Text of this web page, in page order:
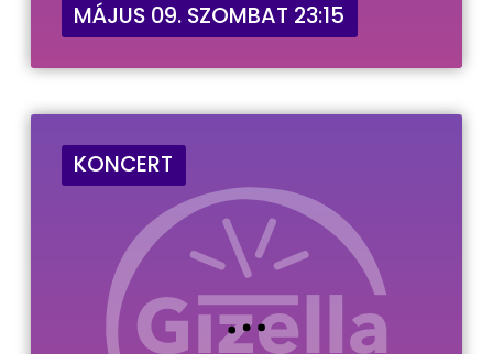
MÁJUS 09. SZOMBAT 23:15
KONCERT